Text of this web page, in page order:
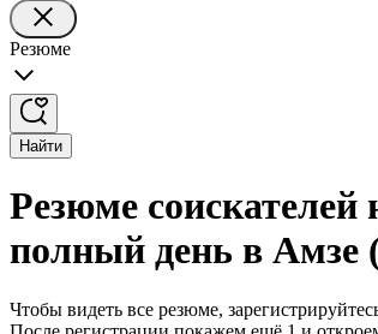
Резюме
Найти
Резюме
полный день в Амзе
Чтобы видеть все резюме,